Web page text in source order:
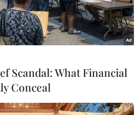
Scandal: What Financial
Conceal